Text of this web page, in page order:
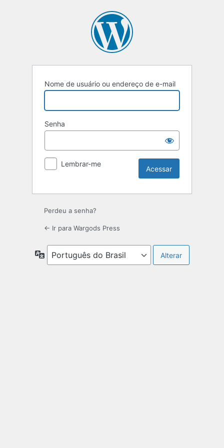
Nome de usuário ou endereço de e-mail
Senha
Lembrar-me
Perdeu a senha?
← Ir para Wargods Press
Idioma